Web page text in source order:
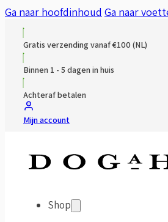
Ga naar hoofdinhoud Ga naar
Gratis verzending vanaf €100 (NL)
Binnen 1 - 5 dagen in huis
Achteraf betalen
Mijn account
Shop